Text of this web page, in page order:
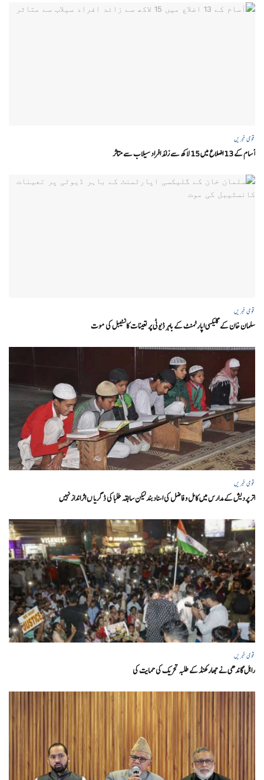
قومی خبریں
آسام کے 13 اضلاع میں 15 لاکھ سے زائد افراد سیلاب سے متاثر
قومی خبریں
سلمان خان کے گلیکسی اپارٹمنٹ کے باہر ڈیوٹی پر تعینات کانسٹیبل کی موت
قومی خبریں
اتر پردیش کےمدارس میں کامل و فاضل کی اسناد بند لیکن سابقہ طلبا کی ڈگریا ں اثرانداز نہیں
قومی خبریں
راہل گاندھی نے جھارکھنڈ کے طلبہ تحریک کی حمایت کی